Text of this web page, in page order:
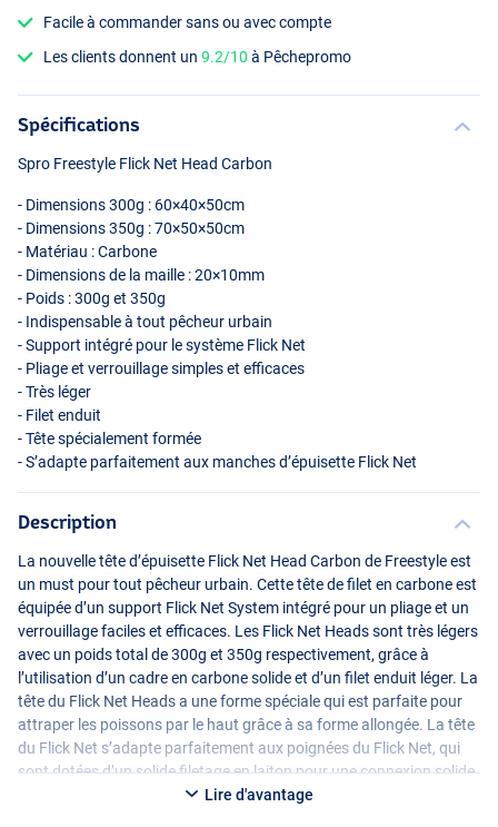
Facile à commander sans ou avec compte
Les clients donnent un9.2/10 à Pêchepromo
Spécifications
Spro Freestyle Flick Net Head Carbon
- Dimensions 300g : 60×40×50cm
- Dimensions 350g : 70×50×50cm
- Matériau : Carbone
- Dimensions de la maille : 20×10mm
- Poids : 300g et 350g
- Indispensable à tout pêcheur urbain
- Support intégré pour le système Flick Net
- Pliage et verrouillage simples et efficaces
- Très léger
- Filet enduit
- Tête spécialement formée
- S’adapte parfaitement aux manches d’épuisette Flick Net
Description
La nouvelle tête d’épuisette Flick Net Head Carbon de Freestyle est
un must pour tout pêcheur urbain. Cette tête de filet en carbone est
équipée d’un support Flick Net System intégré pour un pliage et un
verrouillage faciles et efficaces. Les Flick Net Heads sont très légers
avec un poids total de 300g et 350g respectivement, grâce à
l’utilisation d’un cadre en carbone solide et d’un filet enduit léger. La
tête du Flick Net Heads a une forme spéciale qui est parfaite pour
attraper les poissons par le haut grâce à sa forme allongée. La tête
du Flick Net s’adapte parfaitement aux poignées du Flick Net, qui
sont dotées d’un solide filetage en laiton pour une connexion solide
et durable à la tête de l’épuisette.Lire d'avantage